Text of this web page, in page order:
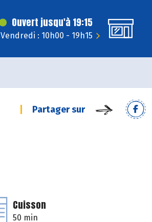
Ouvert jusqu'à 19:15
Vendredi : 10h00 - 19h15
Partager sur
Cuisson
50 min